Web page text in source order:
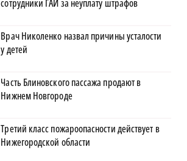
сотрудники ГАИ за неуплату штрафов
Врач Николенко назвал причины усталости
у детей
Часть Блиновского пассажа продают в
Нижнем Новгороде
Третий класс пожароопасности действует в
Нижегородской области